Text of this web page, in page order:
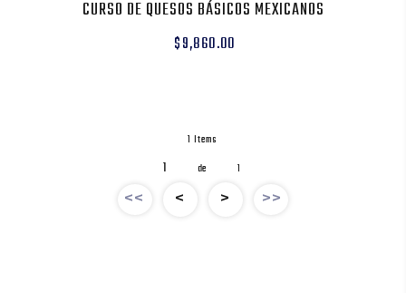
CURSO DE QUESOS BÁSICOS MEXICANOS
$9,860.00
1 Items
1 de 1
<< < > >>